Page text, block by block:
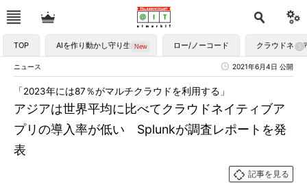
TOP AIを作り動かし守り生かす ロー/ノーコード クラウドネイ
ニュース 2021年6月4日 公開
アジアは世界平均に比べてクラウドネイティブア
プリの導入率が低い Splunkが調査レポートを発
表
「2023年には87％がマルチクラウドを利用する」
記事を見る